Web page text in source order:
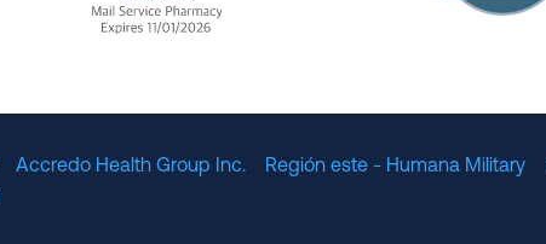
Accredo Health Group Inc. Región este - Humana Military